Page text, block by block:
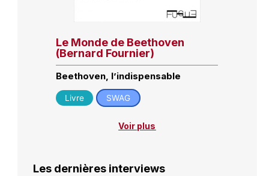
Le Monde de Beethoven
(Bernard Fournier)
Beethoven, l’indispensable
Livre SWAG
Voir plus
Les dernières interviews